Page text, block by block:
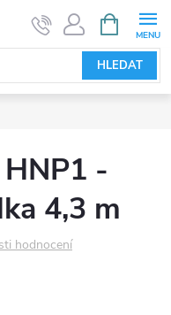
HLEDAT
NÁKUPNÍ
KOŠÍK
-
4,3 m
hodnocení